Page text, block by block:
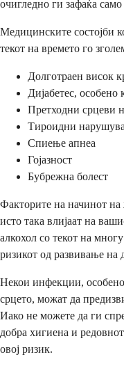
очигледно ги зафаќа
Медицинските состојби
текот на времето го
Долготраен висок
Дијабетес,
Претходни срцеви
Тироидни
Спиење апнеа
Гојазност
Бубрежна болест
Факторите на начинот
исто така влијаат на
алкохол со текот на
ризикот од развивање на
Некои инфекции,
срцето, можат да
Иако не можете да ги
добра хигиена и
овој ризик.